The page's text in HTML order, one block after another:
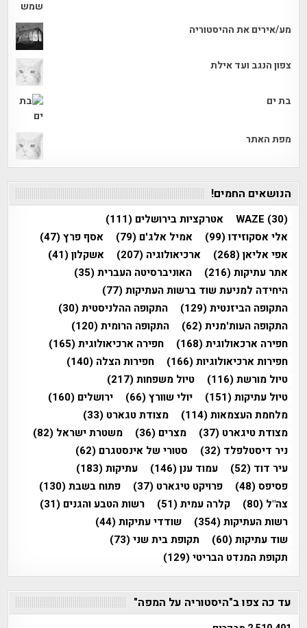
מע/אירים את ההיסטוריה
צפון הנגב ועד אילת
בת ים
מפת האתר
הנושאים החמים!
WAZE (30) אטרקציות בירושלים (111)
אלי אסקוזידו(99) אמיל אלג'ם (79) אסף פרץ(47)
אפי אליאן(268) ארכיאולוגיה (207) אשקלון(41)
אתר עתיקות(216) האוניברסיטה העברית(35)
היחידה למניעת שוד ברשות העתיקות(77)
התקופה הביזנטית(129) התקופה ההלניסטית(30)
התקופה העות'מנית(62) התקופה הרומית(120)
חפירה ארכאולוגית(168) חפירה ארכיאולוגית(165)
חפירות ארכיאולוגיות(166) חפירות הצלה (140)
טיול מורשת(116) טיול משפחות(217)
טיול עתיקות(151) יולי שוורץ(66) ירושלים (160)
מלחמת העצמאות(114) מצודת טגארט (33)
מצודת טיגארט (37) מצרים (36) משטרת ישראל (82)
ניר דיסטלפלד (32) סטורי של אינסטגרם (62)
עיר דוד (52) עמוד ענן(146) עתיקות(183)
פסיפס(48) פרויקט טיגארט (37) פתוח בשבת(130)
צה"ל (80) קלרה עמית(51) רשות הטבע והגנים (31)
רשות העתיקות(354) שודדי עתיקות(44)
שוד עתיקות(60) תקופת בית שני(73)
תקופת המנדט הבריטי(129)
עד כה צפו ב"היסטוריה על המפה"